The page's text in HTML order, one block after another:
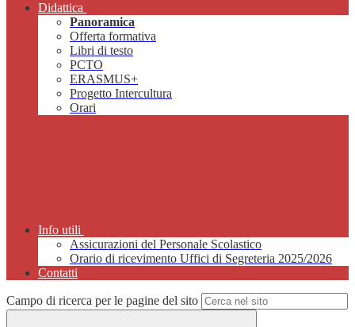
Didattica
Panoramica
Offerta formativa
Libri di testo
PCTO
ERASMUS+
Progetto Intercultura
Orari
Info utili
Assicurazioni del Personale Scolastico
Orario di ricevimento Uffici di Segreteria 2025/2026
Contatti
Campo di ricerca per le pagine del sito